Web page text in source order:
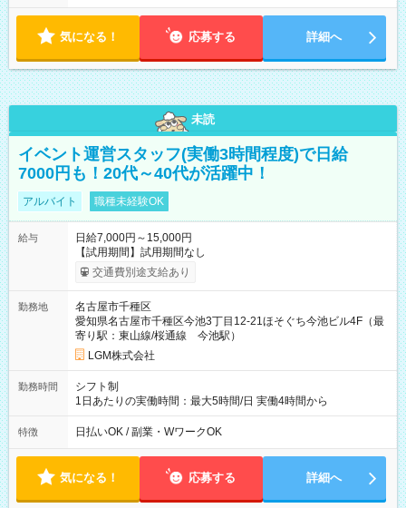
気になる！ 応募する 詳細へ
未読
イベント運営スタッフ(実働3時間程度)で日給
7000円も！20代～40代が活躍中！
アルバイト 職種未経験OK
給与
日給7,000円～15,000円
【試用期間】試用期間なし
交通費別途支給あり
勤務地
名古屋市千種区
愛知県名古屋市千種区今池3丁目12-21ほそぐち今池ビル4F（最
寄り駅：東山線/桜通線 今池駅）
LGM株式会社
勤務時間
シフト制
1日あたりの実働時間：最大5時間/日 実働4時間から
特徴 日払いOK / 副業・WワークOK
気になる！ 応募する 詳細へ